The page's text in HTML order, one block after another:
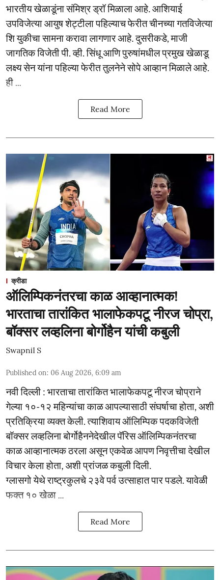
भारतीय खेळाडूंना संमिश्र ड्रॉ मिळाला आहे. आशियाई
उपविजेत्या आयुष शेट्टीला पहिल्याच फेरीत चीनच्या गतविजेत्या
शि युकीचा सामना करावा लागणार आहे. दुसरीकडे, माजी
जागतिक विजेती पी. व्ही. सिंधू आणि पुरुषांमधील प्रमुख खेळाडू
लक्ष्य सेन यांना पहिल्या फेरीत तुलनेने सोपे आव्हान मिळाले आहे.
ही ...
Read More
क्रीडा
ऑलिम्पिकनंतरचा काळ आव्हानात्मक!
भारताचा तारांकित भालाफेकपटू नीरज चोप्रा,
बॉक्सर लव्हलिना बोर्गोहैन यांची कबुली
Swapnil S
Published on: 06 Aug 2026, 6:09 am
नवी दिल्ली : भारताचा तारांकित भालाफेकपटू नीरज चोप्राने
गेल्या १०-१२ महिन्यांचा काळ आपल्यासाठी संघर्षाचा होता, अशी
प्रतिक्रिया व्यक्त केली. त्याशिवाय ऑलिम्पिक पदकविजेती
बॉक्सर लव्हलिना बोर्गोहैननेदेखील पॅरिस ऑलिम्पिकनंतरचा
काळ आव्हानात्मक ठरला असून एकवेळ आपण निवृत्तीचा देखील
विचार केला होता, अशी प्रांजळ कबुली दिली.
ग्लासगो येथे राष्ट्रकुलचे २३वे पर्व उत्साहात पार पडले. यावेळी
फक्त १० खेळा ...
Read More